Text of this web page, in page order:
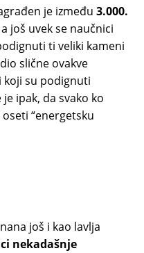
je između 3.000.
a još uvek se naučnici
ti veliki kameni
slične ovakve
koji su podignuti
je ipak, da svako ko
“energetsku
još i kao lavlja
nekadašnje